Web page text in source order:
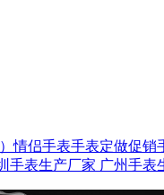
情侣手表手表定做促销
手表生产厂家 广州手表